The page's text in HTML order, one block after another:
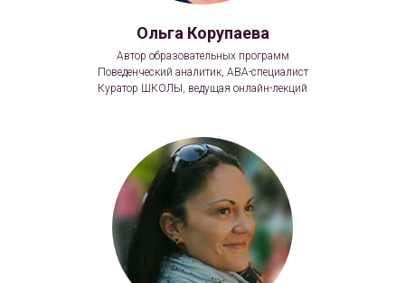
Ольга Корупаева
Автор образовательных программ
Поведенческий аналитик, АВА-специалист
Куратор ШКОЛЫ, ведущая онлайн-лекций